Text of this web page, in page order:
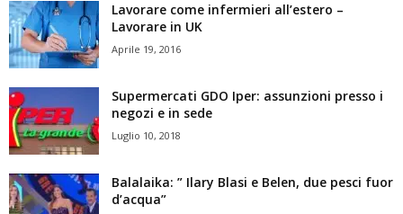
Lavorare come infermieri all’estero –
Lavorare in UK
Aprile 19, 2016
Supermercati GDO Iper: assunzioni presso i
negozi e in sede
Luglio 10, 2018
Balalaika: ” Ilary Blasi e Belen, due pesci fuor
d’acqua”